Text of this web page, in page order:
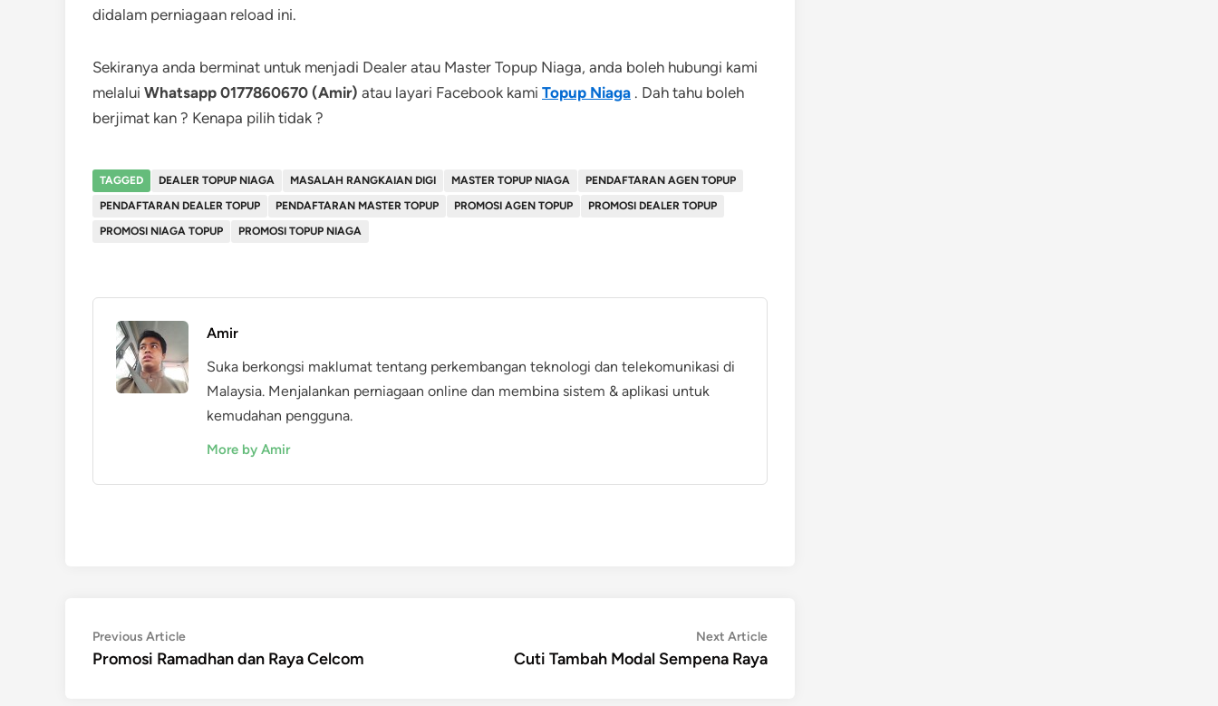
didalam perniagaan reload ini.
Sekiranya anda berminat untuk menjadi Dealer atau Master Topup Niaga, anda boleh hubungi kami
melalui Whatsapp 0177860670 (Amir) atau layari Facebook kami Topup Niaga . Dah tahu boleh
berjimat kan ? Kenapa pilih tidak ?
TAGGED DEALER TOPUP NIAGA MASALAH RANGKAIAN DIGI MASTER TOPUP NIAGA
PENDAFTARAN AGEN TOPUP
PENDAFTARAN DEALER TOPUP
PENDAFTARAN MASTER TOPUP PROMOSI AGEN TOPUP
PROMOSI DEALER TOPUP
PROMOSI NIAGA TOPUP
PROMOSI TOPUP NIAGA
Amir
Suka berkongsi maklumat tentang perkembangan teknologi dan telekomunikasi di
Malaysia. Menjalankan perniagaan online dan membina sistem & aplikasi untuk
kemudahan pengguna.
More by Amir
Post
navigation
Previous ArticlePrevious
article:
Promosi Ramadhan dan Raya Celcom
Next ArticleNext
article:
Cuti Tambah Modal Sempena Raya